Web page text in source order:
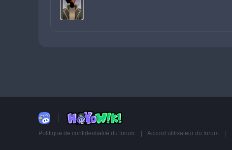
Politique de confidentialité du forum Accord utilisateur du forum